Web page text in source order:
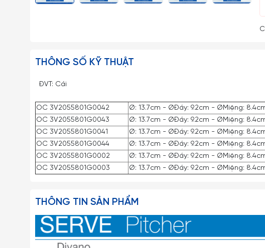
THÔNG SỐ KỸ THUẬT
ĐVT: Cái
OC 3V2055801G0042
Ø: 13.7cm - ØĐáy: 9.2cm - ØMiệng:
OC 3V2055801G0043
Ø: 13.7cm - ØĐáy: 9.2cm - ØMiệng:
OC 3V2055801G0041
Ø: 13.7cm - ØĐáy: 9.2cm - ØMiệng:
OC 3V2055801G0044
Ø: 13.7cm - ØĐáy: 9.2cm - ØMiệng:
OC 3V2055801G0002
Ø: 13.7cm - ØĐáy: 9.2cm - ØMiệng:
OC 3V2055801G0003
Ø: 13.7cm - ØĐáy: 9.2cm - ØMiệng:
THÔNG TIN SẢN PHẨM